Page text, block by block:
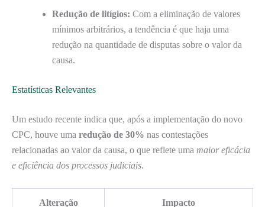
Redução de litígios: Com a eliminação de valores
mínimos arbitrários, a tendência é que haja uma
redução na quantidade de disputas sobre o valor da
causa.
Estatísticas Relevantes
Um estudo recente indica que, após a implementação do novo
CPC, houve uma redução de 30% nas contestações
relacionadas ao valor da causa, o que reflete uma maior eficácia
e eficiência dos processos judiciais.
Alteração Impacto